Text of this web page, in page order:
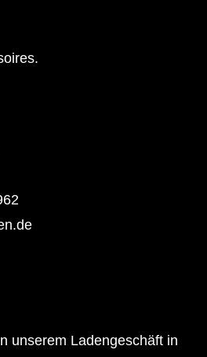
unserem Ladengeschäft in